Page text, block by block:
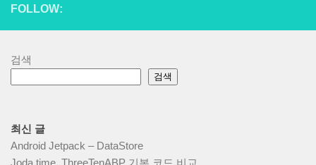
FOLLOW:
검색
검색
최신 글
Android Jetpack – DataStore